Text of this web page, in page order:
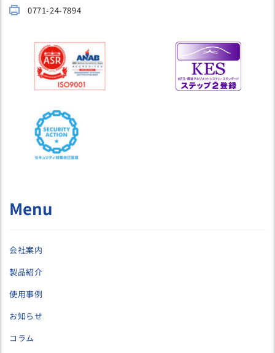
0771-24-7894
Menu
会社案内
製品紹介
使用事例
お知らせ
コラム